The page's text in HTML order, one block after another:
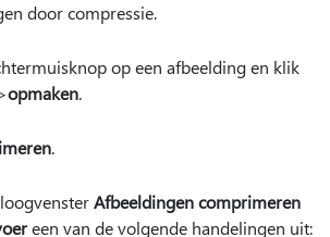
door compressie.
op een afbeelding en klik
opmaken.
.
Afbeeldingen comprimeren
een van de volgende handelingen uit: